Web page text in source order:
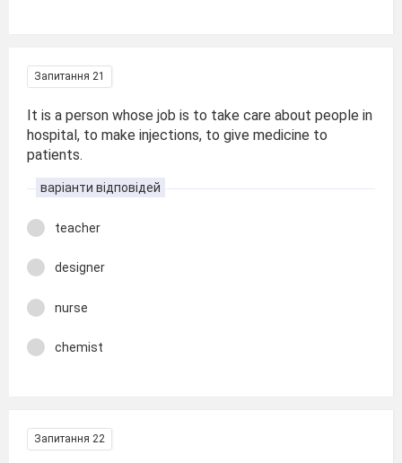
Запитання 21
It is a person whose job is to take care about people in
hospital, to make injections, to give medicine to
patients.
варіанти відповідей
teacher
designer
nurse
chemist
Запитання 22